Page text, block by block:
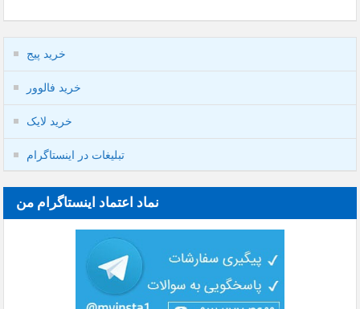
خرید پیج
خرید فالوور
خرید لایک
تبلیغات در اینستاگرام
نماد اعتماد اینستاگرام من